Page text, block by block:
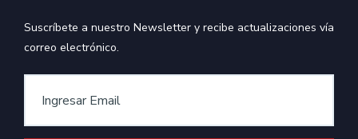
Suscríbete a nuestro Newsletter y recibe actualizaciones vía
correo electrónico.